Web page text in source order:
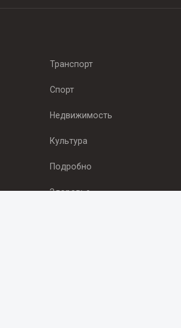
Транспорт
Спорт
Недвижимость
Культура
Подробно
Здоровье